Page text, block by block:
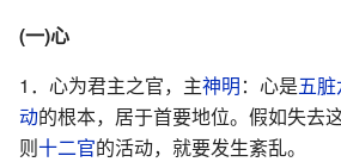
(一)心
1．心为君主之官，主神明：心是五
动的根本，居于首要地位。假如失去
则十二官的活动，就要发生紊乱。